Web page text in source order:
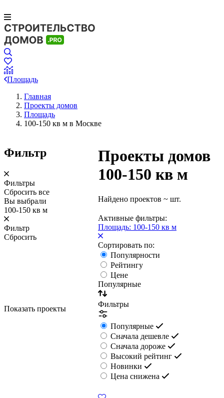
Площадь
Главная
Проекты домов
Площадь
100-150 кв м в Москве
Фильтр
Фильтры
Сбросить все
Вы выбрали
100-150 кв м
Фильтр
Сбросить
Показать проекты
Проекты домов
100-150 кв м
Найдено проектов ~ шт.
Активные фильтры:
Площадь: 100-150 кв м
Сортировать по:
Популярности
Рейтингу
Цене
Популярные
Фильтры
Популярные
Сначала дешевле
Сначала дороже
Высокий рейтинг
Новинки
Цена снижена